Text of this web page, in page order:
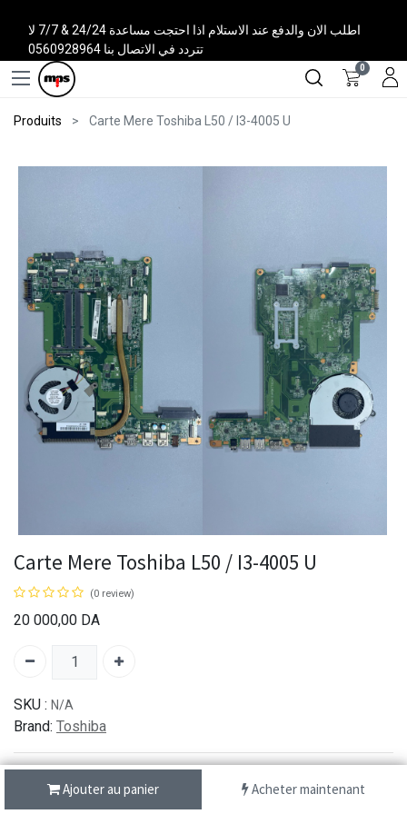
اطلب الان والدفع عند الاستلام اذا احتجت مساعدة 24/24 & 7/7 لا
تتردد في الاتصال بنا 0560928964
0
Produits Carte Mere Toshiba L50 / I3-4005 U
Ajouter au panier Acheter maintenant
Carte Mere Toshiba L50 / I3-4005 U
(0 review)
20 000,00 DA
SKU : N/A
Brand: Toshiba
شحن سريع من 1 الى 3 ايام